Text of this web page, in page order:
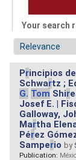
Your search
Principios
Schwartz ;
G. Tom Shir
Josef E. |
Galloway,
Martha
Pérez
Samperio by
Publication: